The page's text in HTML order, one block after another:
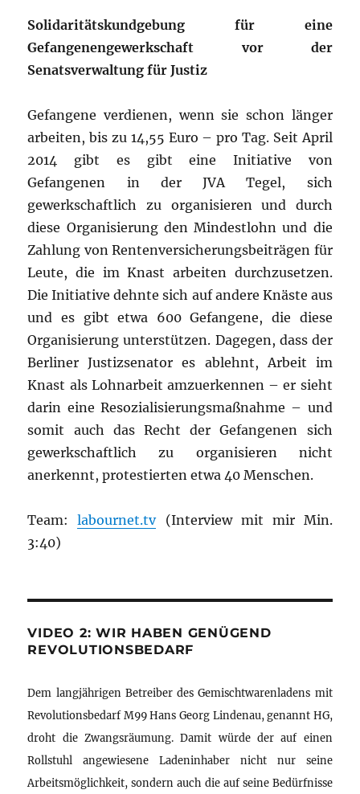
Solidaritätskundgebung für eine
Gefangenengewerkschaft vor der
Senatsverwaltung für Justiz
Gefangene verdienen, wenn sie schon länger
arbeiten, bis zu 14,55 Euro – pro Tag. Seit April
2014 gibt es gibt eine Initiative von
Gefangenen in der JVA Tegel, sich
gewerkschaftlich zu organisieren und durch
diese Organisierung den Mindestlohn und die
Zahlung von Rentenversicherungsbeiträgen für
Leute, die im Knast arbeiten durchzusetzen.
Die Initiative dehnte sich auf andere Knäste aus
und es gibt etwa 600 Gefangene, die diese
Organisierung unterstützen. Dagegen, dass der
Berliner Justizsenator es ablehnt, Arbeit im
Knast als Lohnarbeit amzuerkennen – er sieht
darin eine Resozialisierungsmaßnahme – und
somit auch das Recht der Gefangenen sich
gewerkschaftlich zu organisieren nicht
anerkennt, protestierten etwa 40 Menschen.
Team:labournet.tv(Interview mit mir Min.
3:40)
VIDEO 2: WIR HABEN GENÜGEND
REVOLUTIONSBEDARF
Dem langjährigen Betreiber des Gemischtwarenladens mit
Revolutionsbedarf M99 Hans Georg Lindenau, genannt HG,
droht die Zwangsräumung. Damit würde der auf einen
Rollstuhl angewiesene Ladeninhaber nicht nur seine
Arbeitsmöglichkeit, sondern auch die auf seine Bedürfnisse